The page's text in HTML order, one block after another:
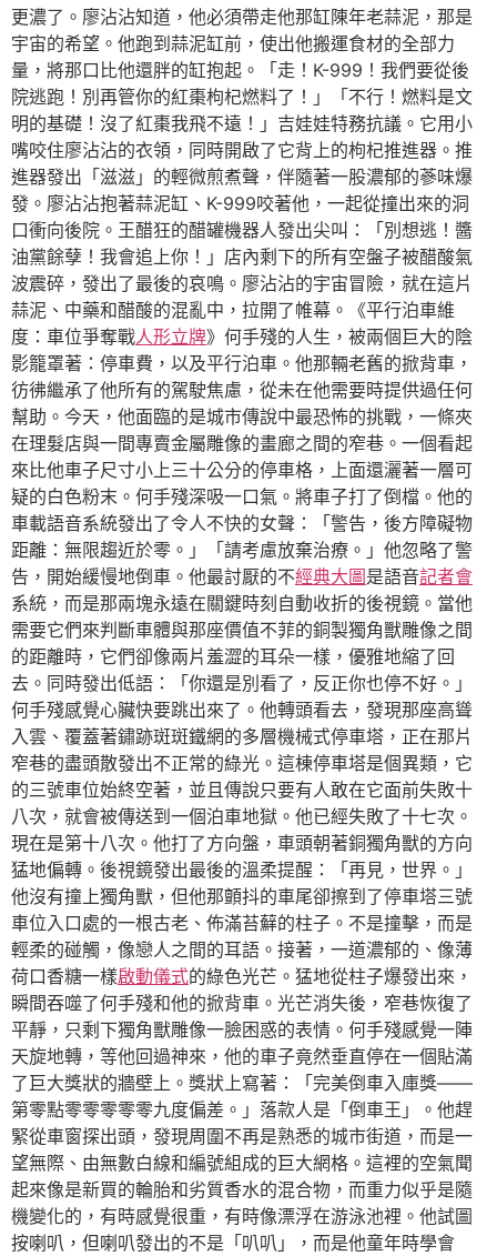
更濃了。廖沾沾知道，他必須帶走他那缸陳年老蒜泥，那是
宇宙的希望。他跑到蒜泥缸前，使出他搬運食材的全部力
量，將那口比他還胖的缸抱起。「走！K-999！我們要從後
院逃跑！別再管你的紅棗枸杞燃料了！」「不行！燃料是文
明的基礎！沒了紅棗我飛不遠！」吉娃娃特務抗議。它用小
嘴咬住廖沾沾的衣領，同時開啟了它背上的枸杞推進器。推
進器發出「滋滋」的輕微煎煮聲，伴隨著一股濃郁的蔘味爆
發。廖沾沾抱著蒜泥缸、K-999咬著他，一起從撞出來的洞
口衝向後院。王醋狂的醋罐機器人發出尖叫：「別想逃！醬
油黨餘孽！我會追上你！」店內剩下的所有空盤子被醋酸氣
波震碎，發出了最後的哀鳴。廖沾沾的宇宙冒險，就在這片
蒜泥、中藥和醋酸的混亂中，拉開了帷幕。《平行泊車維
度：車位爭奪戰人形立牌》何手殘的人生，被兩個巨大的陰
影籠罩著：停車費，以及平行泊車。他那輛老舊的掀背車，
彷彿繼承了他所有的駕駛焦慮，從未在他需要時提供過任何
幫助。今天，他面臨的是城市傳說中最恐怖的挑戰，一條夾
在理髮店與一間專賣金屬雕像的畫廊之間的窄巷。一個看起
來比他車子尺寸小上三十公分的停車格，上面還灑著一層可
疑的白色粉末。何手殘深吸一口氣。將車子打了倒檔。他的
車載語音系統發出了令人不快的女聲：「警告，後方障礙物
距離：無限趨近於零。」「請考慮放棄治療。」他忽略了警
告，開始緩慢地倒車。他最討厭的不經典大圖是語音記者會
系統，而是那兩塊永遠在關鍵時刻自動收折的後視鏡。當他
需要它們來判斷車體與那座價值不菲的銅製獨角獸雕像之間
的距離時，它們卻像兩片羞澀的耳朵一樣，優雅地縮了回
去。同時發出低語：「你還是別看了，反正你也停不好。」
何手殘感覺心臟快要跳出來了。他轉頭看去，發現那座高聳
入雲、覆蓋著鏽跡斑斑鐵網的多層機械式停車塔，正在那片
窄巷的盡頭散發出不正常的綠光。這棟停車塔是個異類，它
的三號車位始終空著，並且傳說只要有人敢在它面前失敗十
八次，就會被傳送到一個泊車地獄。他已經失敗了十七次。
現在是第十八次。他打了方向盤，車頭朝著銅獨角獸的方向
猛地偏轉。後視鏡發出最後的溫柔提醒：「再見，世界。」
他沒有撞上獨角獸，但他那顫抖的車尾卻擦到了停車塔三號
車位入口處的一根古老、佈滿苔蘚的柱子。不是撞擊，而是
輕柔的碰觸，像戀人之間的耳語。接著，一道濃郁的、像薄
荷口香糖一樣啟動儀式的綠色光芒。猛地從柱子爆發出來，
瞬間吞噬了何手殘和他的掀背車。光芒消失後，窄巷恢復了
平靜，只剩下獨角獸雕像一臉困惑的表情。何手殘感覺一陣
天旋地轉，等他回過神來，他的車子竟然垂直停在一個貼滿
了巨大獎狀的牆壁上。獎狀上寫著：「完美倒車入庫獎——
第零點零零零零零九度偏差。」落款人是「倒車王」。他趕
緊從車窗探出頭，發現周圍不再是熟悉的城市街道，而是一
望無際、由無數白線和編號組成的巨大網格。這裡的空氣聞
起來像是新買的輪胎和劣質香水的混合物，而重力似乎是隨
機變化的，有時感覺很重，有時像漂浮在游泳池裡。他試圖
按喇叭，但喇叭發出的不是「叭叭」，而是他童年時學會